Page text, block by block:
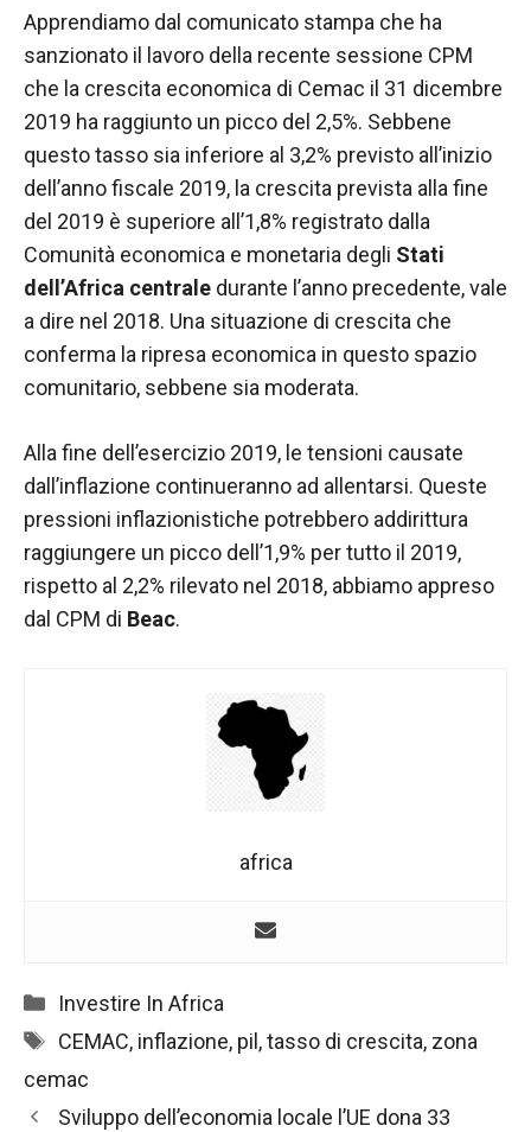
Apprendiamo dal comunicato stampa che ha
sanzionato il lavoro della recente sessione CPM
che la crescita economica di Cemac il 31 dicembre
2019 ha raggiunto un picco del 2,5%. Sebbene
questo tasso sia inferiore al 3,2% previsto all’inizio
dell’anno fiscale 2019, la crescita prevista alla fine
del 2019 è superiore all’1,8% registrato dalla
Comunità economica e monetaria degli Stati
dell’Africa centrale durante l’anno precedente, vale
a dire nel 2018. Una situazione di crescita che
conferma la ripresa economica in questo spazio
comunitario, sebbene sia moderata.
Alla fine dell’esercizio 2019, le tensioni causate
dall’inflazione continueranno ad allentarsi. Queste
pressioni inflazionistiche potrebbero addirittura
raggiungere un picco dell’1,9% per tutto il 2019,
rispetto al 2,2% rilevato nel 2018, abbiamo appreso
dal CPM di Beac.
africa
Categorie
Investire In Africa
Tag
CEMAC, inflazione, pil ,tasso di crescita, zona
cemac
Navigazione
Sviluppo dell’economia locale l’UE dona 33
necessari per
il
funzionamento
del sito web.
Statistiche
Al fine di
migliorare
la
funzionalità
e la
struttura del
sito Web, in
base a
come viene
sito Web.
Experience
Affinché il
nostro sito
Web funzioni
al meglio
nostro sito,
aumenti le
possibilità di
vedere
contenuti e